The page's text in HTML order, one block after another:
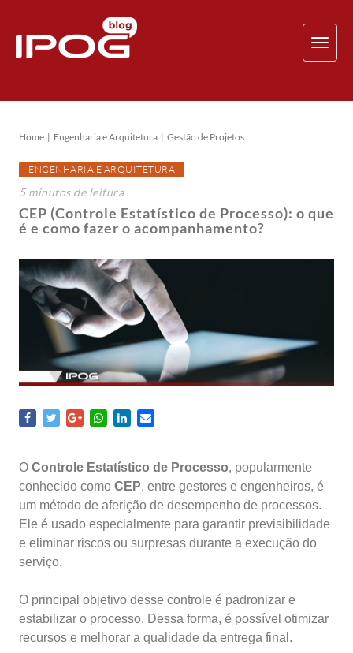
Home Engenharia e Arquitetura Gestão de Projetos
ENGENHARIA E ARQUITETURA
5 minutosde leitura
CEP (Controle Estatístico de Processo): o que
é e como fazer o acompanhamento?
O Controle Estatístico de Processo, popularmente
conhecido como CEP, entre gestores e engenheiros, é
um método de aferição de desempenho de processos.
Ele é usado especialmente para garantir previsibilidade
e eliminar riscos ou surpresas durante a execução do
serviço.
O principal objetivo desse controle é padronizar e
estabilizar o processo. Dessa forma, é possível otimizar
recursos e melhorar a qualidade da entrega final.